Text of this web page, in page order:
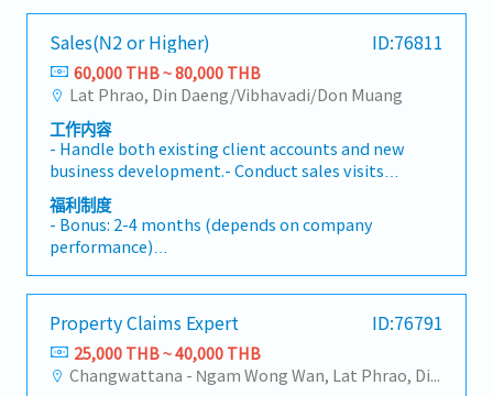
เอกสารประมาณราคางานติดตั้งและถอดรายการวัสดุ
อุปกรณ์ที่ใช้ในงานติดตั้ง (BOQ) - ติดต่อประสานงาน
กับบุคคลหรือหน่วยงานที่เกี่ยวข้อง ตลอดจนดำเนิน
การต่างๆ ในการทำให้งานหรือโครงการต่างๆ บรรลุ
ตามแผนที่กำหนด - ปฏิบัติงานอื่นๆ ตามที่ได้รับมอบ
หมาย - ติดต่อประสานงานกับองค์กรที่เกี่ยวข้องเพื่อ
ขอเอกสารและจัดทำเอกสาร - ประสานงานและนัด
หมายวันเข้าทำงานกับคู่ค้าและลูกค้า
- พิจารณาปรับเงินเดือนประจำปี
- วันพักผ่อน เริ่มต้น 12 วันต่อปี
- งานเลี้ยงสังสรรค์
- การตจรวจสุขภาพ และ ฉีดวัคซีนประจำปี
- ประกันอุบัติเหตุ ไม่ต้องผ่านทดลองงานเข้าไปทำงา
นวันเเรกมีประกันอุบัติเหตุให้เลย
Sales(N2 or Higher) ID:76811
60,000 THB ~ 80,000 THB
Lat Phrao, Din Daeng/Vibhavadi/Don Muang
工作内容
- Handle both existing client accounts and new
business development.- Conduct sales visits
across Thailand (primarily Bangkok area,
Chonburi, Rayong).*Visit clients twice per
week(Average)- Attend technical discussions
alongside technical staff and assist with
Japanese-Thai interpretation when necessary.
福利制度
- Bonus: 2-4 months (depends on company
performance)
- Housing allowance
- Cost of living
- Insurance
- Company car provided
Property Claims Expert ID:76791
25,000 THB ~ 40,000 THB
Changwattana - Ngam Wong Wan, Lat Phrao, Din Daeng/Vibhavadi/Don Muang, Sai Mai, Lak Si